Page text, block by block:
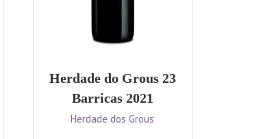
Herdade do Grous 23
Barricas 2021
Herdade dos Grous